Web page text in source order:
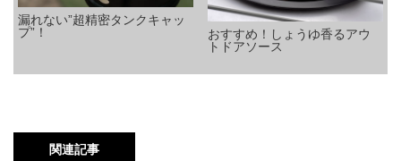
漏れない”超精密タンクキャッ
プ”！
おすすめ！しょうゆ香るアウ
トドアソース
関連記事